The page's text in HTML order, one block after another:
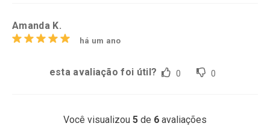
Amanda K.
há um ano
esta avaliação foi útil? 0 0
Você visualizou 5 de 6 avaliações